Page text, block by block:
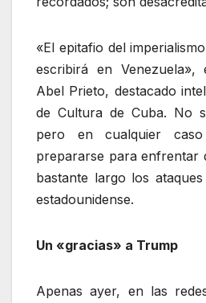
«El epitafio del
escribirá en Venezuela»,
Abel Prieto, destacado
de Cultura de Cuba. No
pero en cualquier
prepararse para enfrentar
bastante largo los
estadounidense.
Un «gracias» a Trump
Apenas ayer, en las